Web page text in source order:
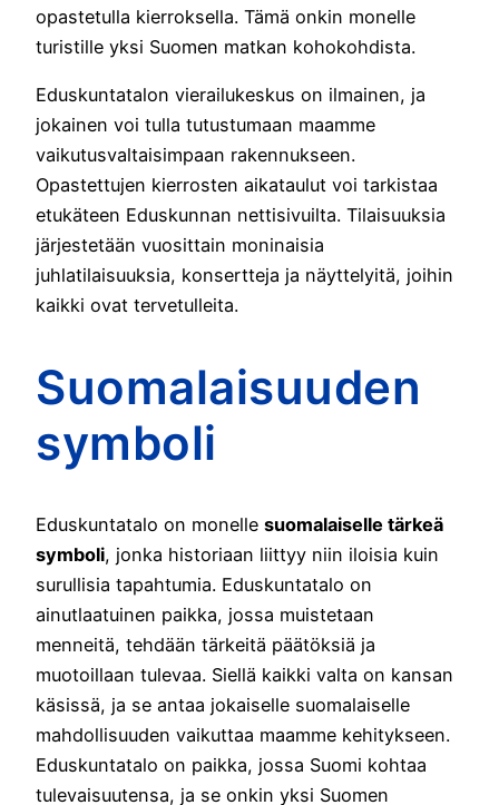
opastetulla kierroksella. Tämä onkin monelle
turistille yksi Suomen matkan kohokohdista.
Eduskuntatalon vierailukeskus on ilmainen, ja
jokainen voi tulla tutustumaan maamme
vaikutusvaltaisimpaan rakennukseen.
Opastettujen kierrosten aikataulut voi tarkistaa
etukäteen Eduskunnan nettisivuilta. Tilaisuuksia
järjestetään vuosittain moninaisia
juhlatilaisuuksia, konsertteja ja näyttelyitä, joihin
kaikki ovat tervetulleita.
Suomalaisuuden
symboli
Eduskuntatalo on monelle suomalaiselle tärkeä
symboli, jonka historiaan liittyy niin iloisia kuin
surullisia tapahtumia. Eduskuntatalo on
ainutlaatuinen paikka, jossa muistetaan
menneitä, tehdään tärkeitä päätöksiä ja
muotoillaan tulevaa. Siellä kaikki valta on kansan
käsissä, ja se antaa jokaiselle suomalaiselle
mahdollisuuden vaikuttaa maamme kehitykseen.
Eduskuntatalo on paikka, jossa Suomi kohtaa
tulevaisuutensa, ja se onkin yksi Suomen